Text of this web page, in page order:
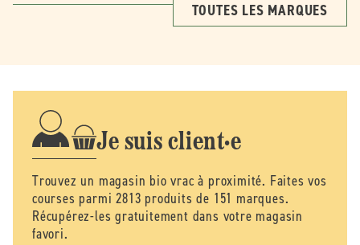
TOUTES LES MARQUES
Je suis client·e
Trouvez un magasin bio vrac à proximité. Faites vos
courses parmi 2813 produits de 151 marques.
Récupérez-les gratuitement dans votre magasin
favori.